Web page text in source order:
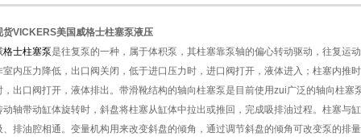
货VICKERS美国威格士柱塞泵液压
格士柱塞泵是往复泵的一种，属于体积泵，其柱塞靠泵轴的偏心转动驱动，往复运
室内压力降低，出口阀关闭，低于进口压力时，进口阀打开，液体进入；柱塞内推
，出口阀打开，液体排出。带滑靴结构的轴向柱塞泵是目前使用zui广泛的轴向柱
动轴带动缸体旋转时，斜盘将柱塞从缸体中拉出或推回，完成吸排油过程。柱塞与
、排油腔相通。变量机构用来改变斜盘的倾角，通过调节斜盘的倾角可改变泵的排